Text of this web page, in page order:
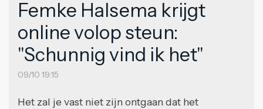
Femke Halsema krijgt
online volop steun:
"Schunnig vind ik het"
09/10 19:15
Het zal je vast niet zijn ontgaan dat het